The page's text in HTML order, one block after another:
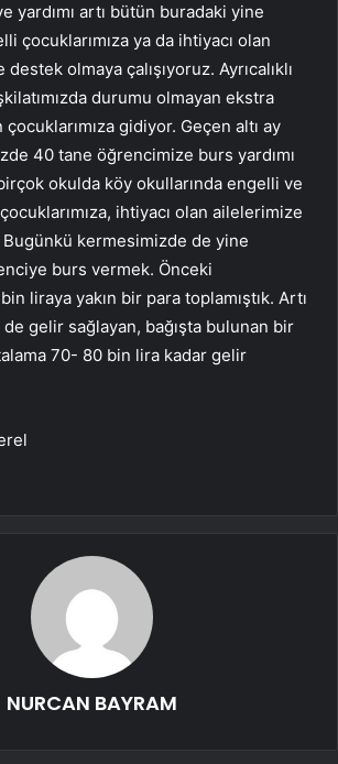
yardımı artı bütün buradaki yine
çocuklarımıza ya da ihtiyacı olan
olmaya çalışıyoruz. Ayrıcalıklı
durumu olmayan ekstra
gidiyor. Geçen altı ay
40 tane öğrencimize burs yardımı
okulda köy okullarında engelli ve
ihtiyacı olan ailelerimize
Bugünkü kermesimizde de yine
burs vermek. Önceki
liraya yakın bir para toplamıştık. Artı
gelir sağlayan, bağışta bulunan bir
70- 80 bin lira kadar gelir
NURCAN BAYRAM